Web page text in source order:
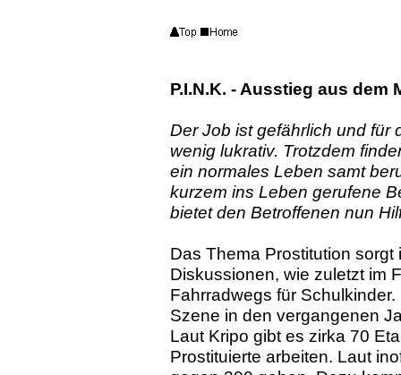
P.I.N.K. - Ausstieg aus dem
Der Job ist gefährlich und für
wenig lukrativ. Trotzdem
ein normales Leben samt
kurzem ins Leben gerufene
bietet den Betroffenen nun
Das Thema Prostitution
Diskussionen, wie zuletzt im
Fahrradwegs für
Szene in den vergangenen
Laut Kripo gibt es zirka 70
Prostituierte arbeiten. Laut